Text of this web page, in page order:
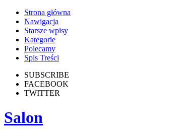
Strona główna
Nawigacja
Starsze wpisy
Kategorie
Polecamy
Spis Treści
SUBSCRIBE
FACEBOOK
TWITTER
Salon